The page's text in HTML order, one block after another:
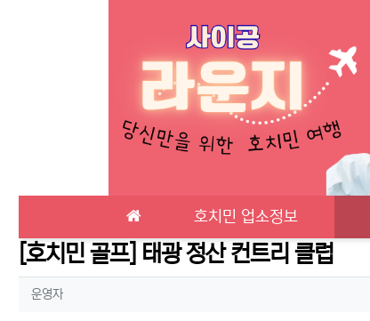
호치민 업소정보
[호치민 골프] 태광 정산 컨트리 클럽
작성자 정보
운영자작성